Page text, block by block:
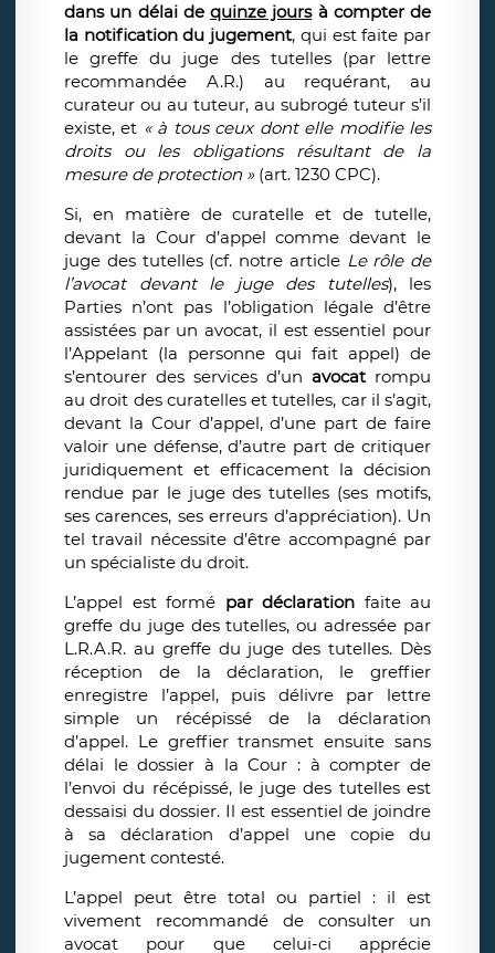
dans un délai de quinze joursà compter de
la notification du jugement, qui est faite par
le greffe du juge des tutelles (par lettre
recommandée A.R.) au requérant, au
curateur ou au tuteur, au subrogé tuteur s’il
existe, et « à tous ceux dont elle modifie les
droits ou les obligations résultant de la
mesure de protection »(art. 1230 CPC).
Si, en matière de curatelle et de tutelle,
devant la Cour d’appel comme devant le
juge des tutelles (cf. notre article Le rôle de
l’avocat devant le juge des tutelles), les
Parties n’ont pas l’obligation légale d’être
assistées par un avocat, il est essentiel pour
l’Appelant (la personne qui fait appel) de
s’entourer des services d’un avocatrompu
au droit des curatelles et tutelles, car il s’agit,
devant la Cour d’appel, d’une part de faire
valoir une défense, d’autre part de critiquer
juridiquement et efficacement la décision
rendue par le juge des tutelles (ses motifs,
ses carences, ses erreurs d’appréciation). Un
tel travail nécessite d’être accompagné par
un spécialiste du droit.
L’appel est formé par déclaration faite au
greffe du juge des tutelles, ou adressée par
L.R.A.R. au greffe du juge des tutelles. Dès
réception de la déclaration, le greffier
enregistre l’appel, puis délivre par lettre
simple un récépissé de la déclaration
d’appel. Le greffier transmet ensuite sans
délai le dossier à la Cour : à compter de
l’envoi du récépissé, le juge des tutelles est
dessaisi du dossier. Il est essentiel de joindre
à sa déclaration d’appel une copie du
jugement contesté.
L’appel peut être total ou partiel : il est
vivement recommandé de consulter un
avocat pour que celui-ci apprécie